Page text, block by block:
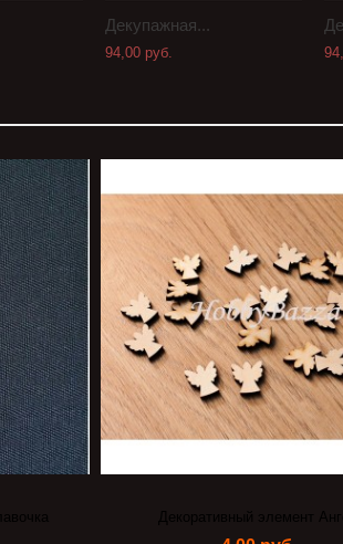
Декупажная...
94,00 руб.
Декоративный элемент